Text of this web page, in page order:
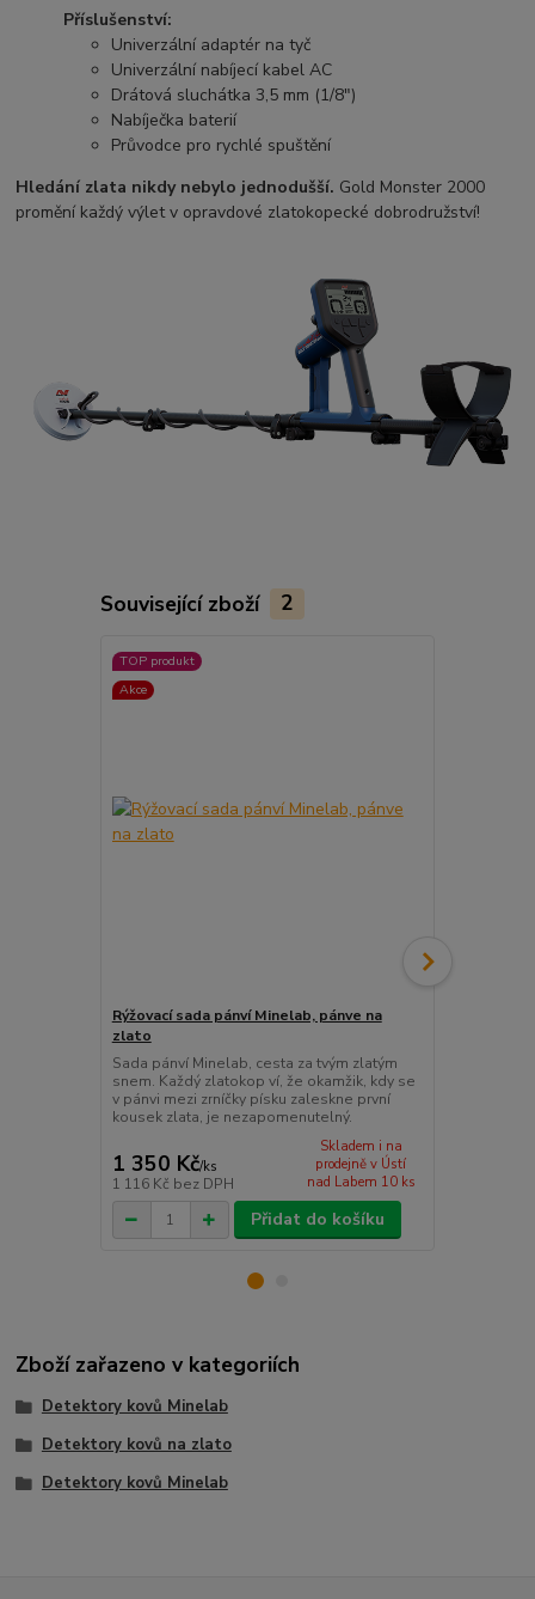
Příslušenství:
Univerzální adaptér na tyč
Univerzální nabíjecí kabel AC
Drátová sluchátka 3,5 mm (1/8")
Nabíječka baterií
Průvodce pro rychlé spuštění
Hledání zlata nikdy nebylo jednodušší. Gold Monster 2000
promění každý výlet v opravdové zlatokopecké dobrodružství!
Související zboží 2
TOP produkt
Akce
Rýžovací sada pánví Minelab, pánve na
zlato
Sada pánví Minelab, cesta za tvým zlatým
snem. Každý zlatokop ví, že okamžik, kdy se
v pánvi mezi zrníčky písku zaleskne první
kousek zlata, je nezapomenutelný.
1 350 Kč/ks
1 116 Kč bez DPH
Skladem i na
prodejně v Ústí
nad Labem 10 ks
Přidat do košíku
Zboží zařazeno v kategoriích
Detektory kovů Minelab
Detektory kovů na zlato
Detektory kovů Minelab